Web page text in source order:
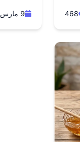
468 9 مارس 2026